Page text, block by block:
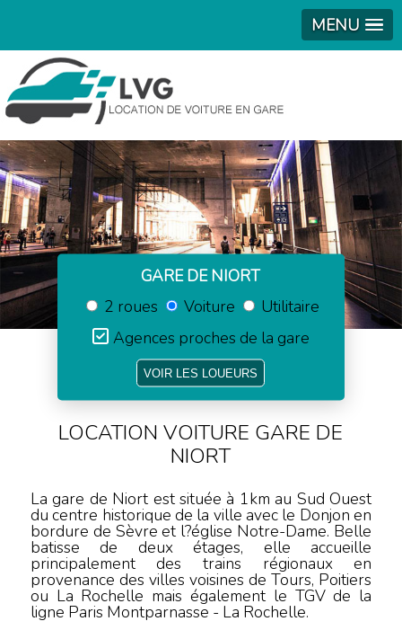
MENU
GARE DE NIORT
2 roues
Voiture
Utilitaire
Agences proches de la gare
LOCATION VOITURE GARE DE
NIORT
La gare de Niort est située à 1km au Sud Ouest
du centre historique de la ville avec le Donjon en
bordure de Sèvre et l?église Notre-Dame. Belle
batisse de deux étages, elle accueille
principalement des trains régionaux en
provenance des villes voisines de Tours, Poitiers
ou La Rochelle mais également le TGV de la
ligne Paris Montparnasse - La Rochelle.